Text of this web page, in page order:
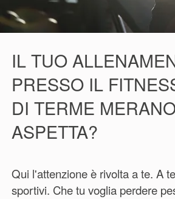
IL TUO
PRESSO IL
DI TERME
ASPETTA?
Qui l'attenzione è rivolta a te. A
sportivi. Che tu voglia perdere